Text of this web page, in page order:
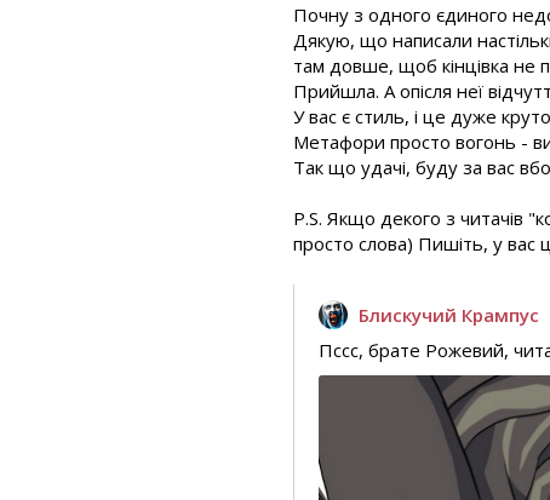
Почну з одного єдиного
Дякую, що написали
там довше, щоб кінцівка не
Прийшла. А опісля неї
У вас є стиль, і це дуже
Метафори просто вогонь -
Так що удачі, буду за вас
P.S. Якщо декого з читачів
просто слова) Пишіть, у вас
Блискучий Крампус
Пссс, брате Рожевий,